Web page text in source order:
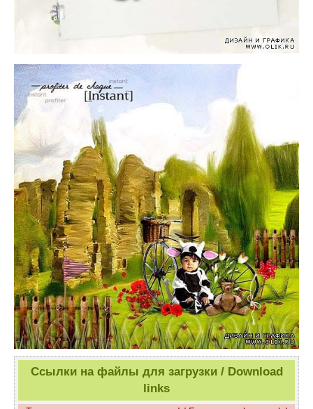
Ссылки на файлы для загрузки / Download
links